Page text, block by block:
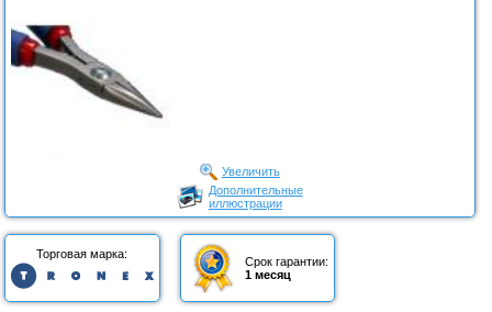
Увеличить
Дополнительные
иллюстрации
Торговая марка:
Срок гарантии:
1 месяц